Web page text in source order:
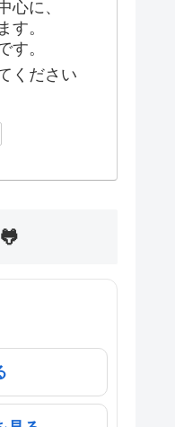
心に、
す。
す。
ください